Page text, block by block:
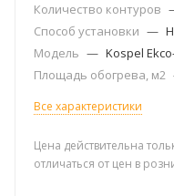
Количество контуров
Способ установки —
Модель — Kospel
Площадь обогрева, м2
Все характеристики
Цена действительна
отличаться от цен в